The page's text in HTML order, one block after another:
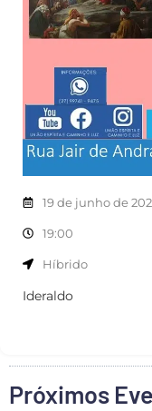
19 de junho de
19:00
Híbrido
Ideraldo
Próximos